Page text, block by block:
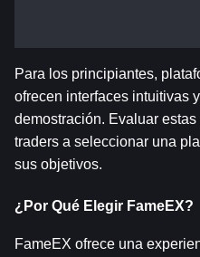
Para los principiantes,
ofrecen interfaces intuitivas
demostración. Evaluar
traders a seleccionar una
sus objetivos.
¿Por Qué Elegir FameEX?
FameEX ofrece una